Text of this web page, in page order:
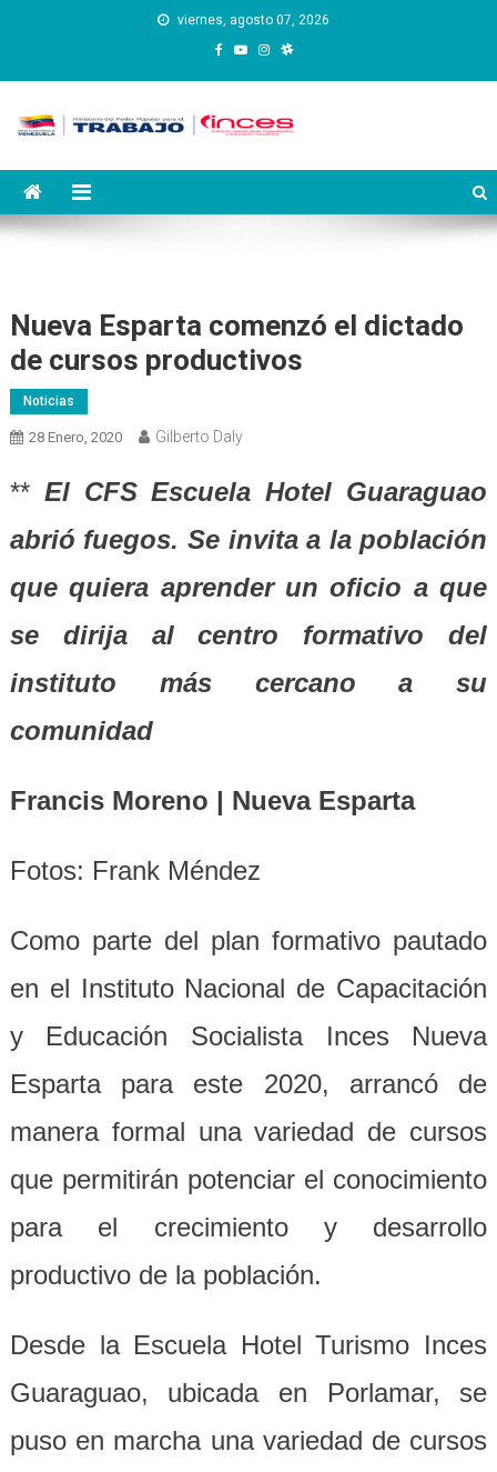
viernes, agosto 07, 2026
Instituto Nacional de
Capacitación y Educación
Nueva Esparta comenzó el dictado
de cursos productivos
Noticias
28 Enero, 2020 Gilberto Daly
**El CFS Escuela Hotel Guaraguao
abrió fuegos. Se invita a la población
que quiera aprender un oficio a que
se dirija al centro formativo del
instituto más cercano a su
comunidad
Francis Moreno | Nueva Esparta
Fotos: Frank Méndez
Como parte del plan formativo pautado
en el Instituto Nacional de Capacitación
y Educación Socialista Inces Nueva
Esparta para este 2020, arrancó de
manera formal una variedad de cursos
que permitirán potenciar el conocimiento
para el crecimiento y desarrollo
productivo de la población.
Desde la Escuela Hotel Turismo Inces
Guaraguao, ubicada en Porlamar, se
puso en marcha una variedad de cursos